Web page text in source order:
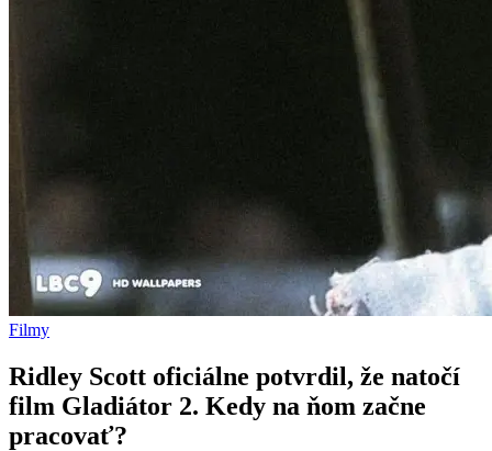
Filmy
Ridley Scott oficiálne potvrdil, že natočí
film Gladiátor 2. Kedy na ňom začne
pracovať?